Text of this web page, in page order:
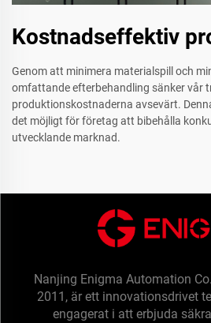
Kostnadseffektiv
Genom att minimera materialspill och
omfattande efterbehandling sänker vår
produktionskostnaderna avsevärt.
det möjligt för företag att bibehålla
utvecklande marknad.
Nanjing Enigma Automation
2011, är ett innovationsdrivet
engagerat i att erbjuda